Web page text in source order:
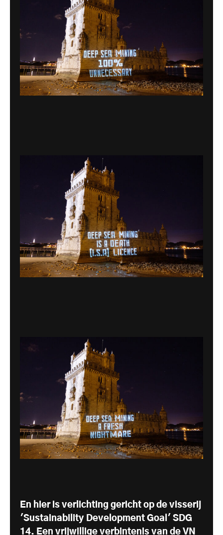
En hier is verlichting gericht op de visserij
'Sustainability Development Goal' SDG
14. Een vrijwillige verbintenis van de VN